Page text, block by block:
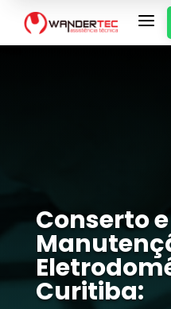
a
Conserto e
Curitiba: